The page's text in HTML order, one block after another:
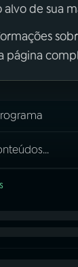
de sua
página